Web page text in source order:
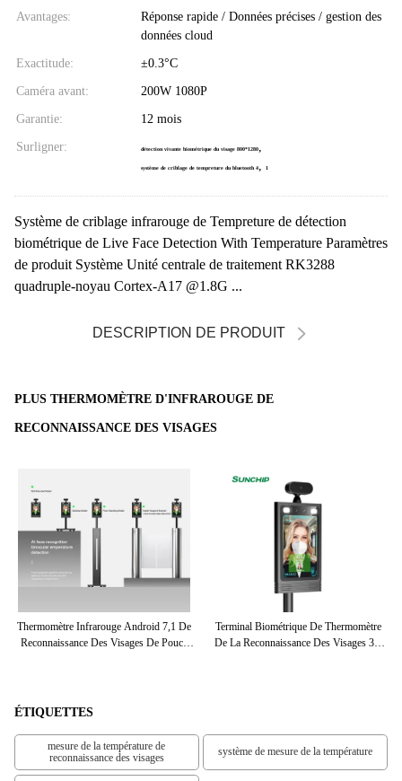
Avantages:
Réponse rapide / Données précises / gestion des
données cloud
Exactitude: ±0.3°C
Caméra avant: 200W 1080P
Garantie: 12 mois
Surligner: détection vivante biométrique du visage 800*1280,
système de criblage de tempreture du bluetooth 4, 1
Système de criblage infrarouge de Tempreture de détection
biométrique de Live Face Detection With Temperature Paramètres
de produit Système Unité centrale de traitement RK3288
quadruple-noyau Cortex-A17 @1.8G ...
DESCRIPTION DE PRODUIT
PLUS THERMOMÈTRE D'INFRAROUGE DE
RECONNAISSANCE DES VISAGES
Thermomètre Infrarouge Android 7,1 De
Reconnaissance Des Visages De Pouce
Terminal Biométrique De Thermomètre
De La Reconnaissance Des Visages 3D
ÉTIQUETTES
mesure de la température de
reconnaissance des visages
système de mesure de la température